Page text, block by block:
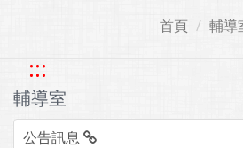
首頁 輔導
:::
輔導室
公告訊息